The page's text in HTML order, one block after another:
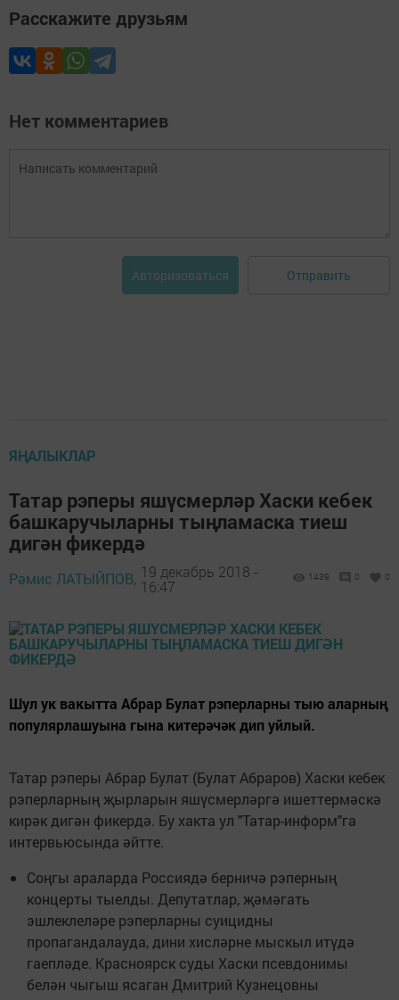
Расскажите друзьям
Нет комментариев
Авторизоваться Отправить
ЯҢАЛЫКЛАР
Татар рэперы яшүсмерләр Хаски кебек
башкаручыларны тыңламаска тиеш
дигән фикердә
Рәмис ЛАТЫЙПОВ, 19 декабрь 2018 -
16:47
1439 0 0
Шул ук вакытта Абрар Булат рэперларны тыю аларның
популярлашуына гына китерәчәк дип уйлый.
Татар рэперы Абрар Булат (Булат Абраров) Хаски кебек
рэперларның җырларын яшүсмерләргә ишеттермәскә
кирәк дигән фикердә. Бу хакта ул "Татар-информ"га
интервьюсында әйтте.
Соңгы араларда Россиядә берничә рэперның
концерты тыелды. Депутатлар, җәмәгать
эшлеклеләре рэперларны суицидны
пропагандалауда, дини хисләрне мыскыл итүдә
гаепләде. Красноярск суды Хаски псевдонимы
белән чыгыш ясаган Дмитрий Кузнецовны